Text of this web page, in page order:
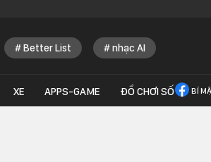
Better List nhạc AI
XE APPS-GAME ĐỒ CHƠI SỐ BÍ